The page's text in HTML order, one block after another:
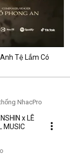
Tệ Lắm Có
NhacPro
x LÊ
MUSIC